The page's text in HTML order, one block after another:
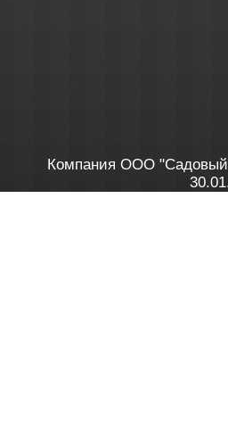
Компания ООО "Садовый